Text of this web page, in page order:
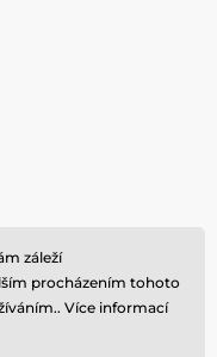
záleží
procházením tohoto
Více informací